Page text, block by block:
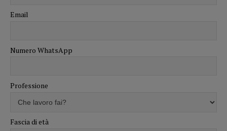
Email
Numero WhatsApp
Professione
Fascia di età